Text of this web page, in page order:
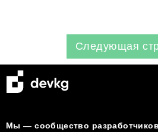
Следующая
Мы — сообщество